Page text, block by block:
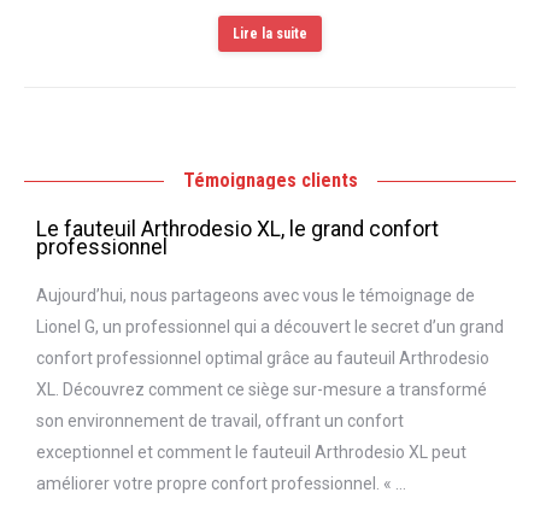
Lire la suite
Témoignages clients
Le fauteuil Arthrodesio XL, le grand confort
professionnel
Aujourd’hui, nous partageons avec vous le témoignage de
Lionel G, un professionnel qui a découvert le secret d’un grand
confort professionnel optimal grâce au fauteuil Arthrodesio
XL. Découvrez comment ce siège sur-mesure a transformé
son environnement de travail, offrant un confort
exceptionnel et comment le fauteuil Arthrodesio XL peut
améliorer votre propre confort professionnel. « …